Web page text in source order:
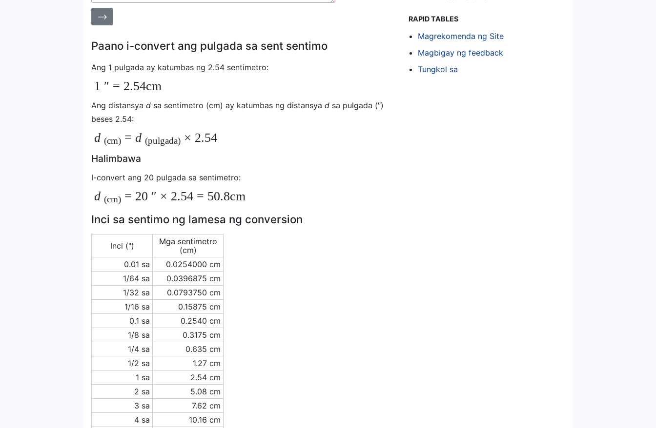
⟶
Paano i-convert ang pulgada sa sent sentimo
Ang 1 pulgada ay katumbas ng 2.54 sentimetro:
1 ″ = 2.54cm
Ang distansya d sa sentimetro (cm) ay katumbas ng distansya d sa pulgada (″)
beses 2.54:
d (cm) = d (pulgada) × 2.54
Halimbawa
I-convert ang 20 pulgada sa sentimetro:
d (cm) = 20 ″ × 2.54 = 50.8cm
Inci sa sentimo ng lamesa ng conversion
Inci (")
Mga sentimetro
(cm)
0.01 sa
0.0254000 cm
1/64 sa
0.0396875 cm
1/32 sa
0.0793750 cm
1/16 sa
0.15875 cm
0.1 sa
0.2540 cm
1/8 sa
0.3175 cm
1/4 sa
0.635 cm
1/2 sa
1.27 cm
1 sa
2.54 cm
2 sa
5.08 cm
3 sa
7.62 cm
4 sa
10.16 cm
RAPID TABLES
Magrekomenda ng Site
Magbigay ng feedback
Tungkol sa